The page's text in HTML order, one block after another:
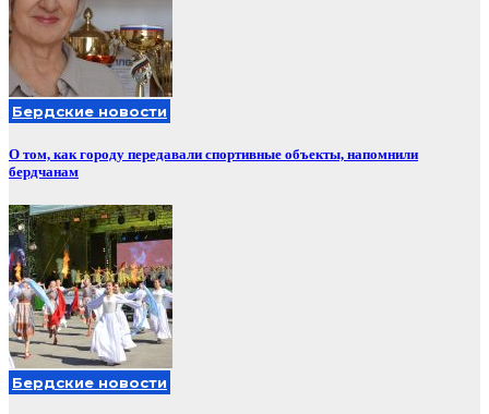
Бердские новости
О том, как городу передавали спортивные объекты, напомнили
бердчанам
Бердские новости